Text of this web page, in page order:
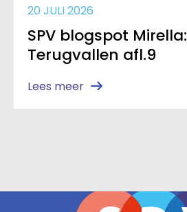
20 JULI 2026
SPV blogspot Mirella:
Terugvallen afl.9
Lees meer